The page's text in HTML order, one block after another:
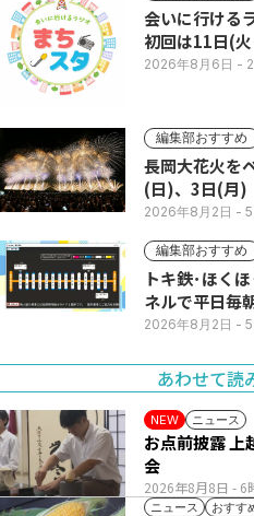
会いに行ける
初回は11日(
2026年8月6日 -
編集部おすすめ
長岡大花火を
(日)、3日(月)
2026年8月2日 -
編集部おすすめ
トキ鉄･ほくほく線
ネルで平日毎
2026年8月2日 -
あわせて読
NEW ニュース
2026年8月8日 - 6
お点前披露 上
会
ニュース おすす